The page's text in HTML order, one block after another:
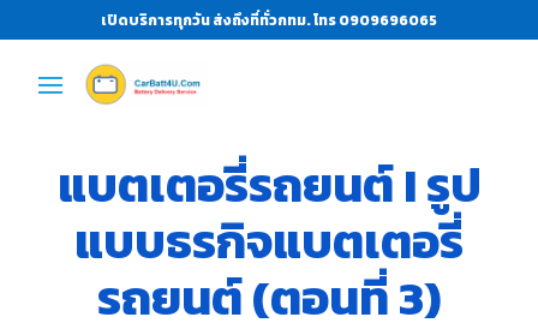
เปิดบริการทุกวัน ส่งถึงที่ทั่วกทม. โทร 0909696065
แบตเตอรี่รถยนต์ I รูป
แบบธรกิจแบตเตอรี่
รถยนต์ (ตอนที่ 3)